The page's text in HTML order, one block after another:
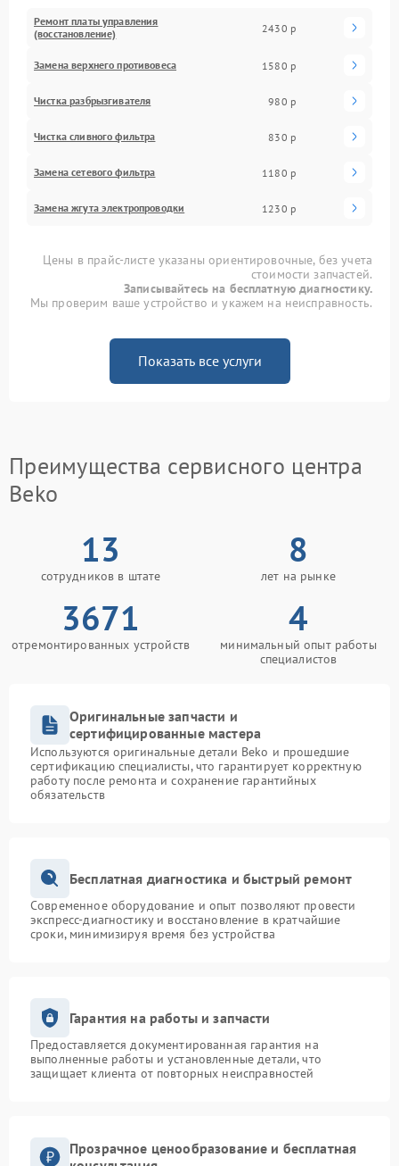
Ремонт платы управления
(восстановление)
2430 р
Замена верхнего противовеса 1580 р
Чистка разбрызгивателя 980 р
Чистка сливного фильтра 830 р
Замена сетевого фильтра 1180 р
Замена жгута электропроводки 1230 р
Цены в прайс-листе указаны ориентировочные, без учета
стоимости запчастей.
Записывайтесь на бесплатную диагностику.
Мы проверим ваше устройство и укажем на неисправность.
Показать все услуги
Преимущества сервисного центра
Beko
13
сотрудников в штате
8
лет на рынке
3671
отремонтированных устройств
4
минимальный опыт работы
специалистов
Оригинальные запчасти и
сертифицированные мастера
Используются оригинальные детали Beko и прошедшие
сертификацию специалисты, что гарантирует корректную
работу после ремонта и сохранение гарантийных
обязательств
Бесплатная диагностика и быстрый ремонт
Современное оборудование и опыт позволяют провести
экспресс-диагностику и восстановление в кратчайшие
сроки, минимизируя время без устройства
Гарантия на работы и запчасти
Предоставляется документированная гарантия на
выполненные работы и установленные детали, что
защищает клиента от повторных неисправностей
Прозрачное ценообразование и бесплатная